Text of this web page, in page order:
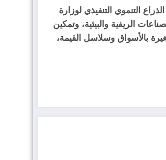
التنموي التنفيذي لوزارة
الريفية والبيئية، وتمكين
بالأسواق وسلاسل القيمة،